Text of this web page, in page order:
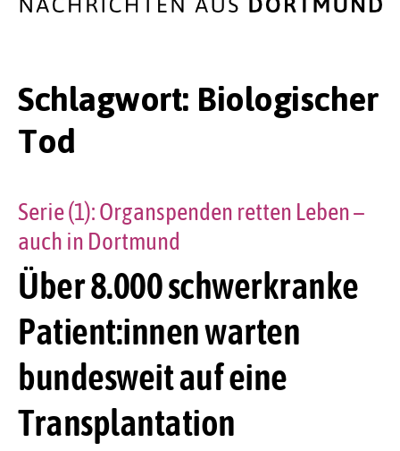
Schlagwort: Biologischer
Tod
Über 8.000 schwerkranke
Patient:innen warten
bundesweit auf eine
Transplantation
Serie (1): Organspenden retten Leben –
auch in Dortmund